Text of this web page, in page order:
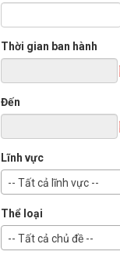
Thời gian ban hành
Đến
Lĩnh vực
-- Tất cả lĩnh vực --
Thể loại
-- Tất cả chủ đề --